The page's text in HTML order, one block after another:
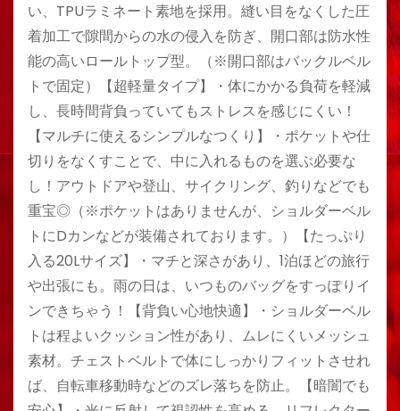
い、TPUラミネート素地を採用。縫い目をなくした圧
着加工で隙間からの水の侵入を防ぎ、開口部は防水性
能の高いロールトップ型。（※開口部はバックルベル
トで固定）【超軽量タイプ】・体にかかる負荷を軽減
し、長時間背負っていてもストレスを感じにくい！
【マルチに使えるシンプルなつくり】・ポケットや仕
切りをなくすことで、中に入れるものを選ぶ必要な
し！アウトドアや登山、サイクリング、釣りなどでも
重宝◎（※ポケットはありませんが、ショルダーベル
トにDカンなどが装備されております。）【たっぷり
入る20Lサイズ】・マチと深さがあり、1泊ほどの旅行
や出張にも。雨の日は、いつものバッグをすっぽりイ
ンできちゃう！【背負い心地快適】・ショルダーベル
トは程よいクッション性があり、ムレにくいメッシュ
素材。チェストベルトで体にしっかりフィットさせれ
ば、自転車移動時などのズレ落ちを防止。【暗闇でも